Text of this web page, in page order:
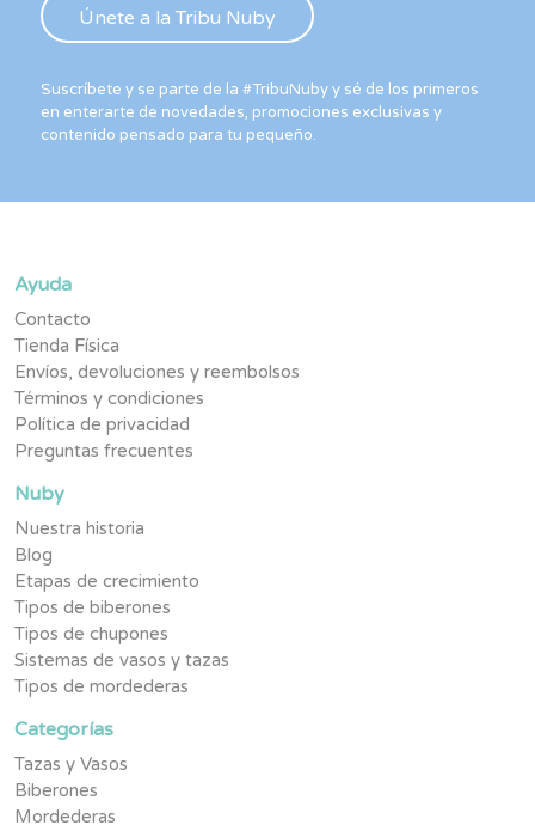
Suscríbete y se parte de la #TribuNuby y sé de los primeros
en enterarte de novedades, promociones exclusivas y
contenido pensado para tu pequeño.
Ayuda
Contacto
Tienda Física
Envíos, devoluciones y reembolsos
Términos y condiciones
Política de privacidad
Preguntas frecuentes
Nuby
Nuestra historia
Blog
Etapas de crecimiento
Tipos de biberones
Tipos de chupones
Sistemas de vasos y tazas
Tipos de mordederas
Categorías
Tazas y Vasos
Biberones
Mordederas